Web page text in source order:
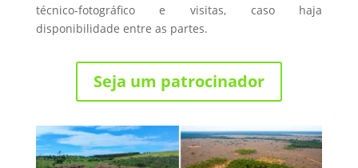
técnico-fotográfico e visitas, caso haja
disponibilidade entre as partes.
Seja um patrocinador